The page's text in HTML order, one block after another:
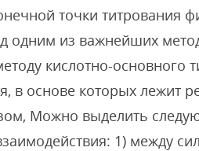
точки титрования
одним из важнейших
кислотно-основного
в основе которых лежит
Можно выделить
1) между